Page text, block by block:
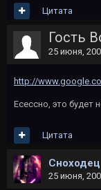
Цитата
Гость
25 июня,
http://
Есессно, это будет
Цитата
Сноходец
25 июня,